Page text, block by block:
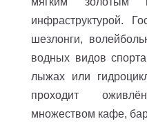
инфраструктурой.
шезлонги,
водных видов
лыжах или
проходит
множеством кафе,